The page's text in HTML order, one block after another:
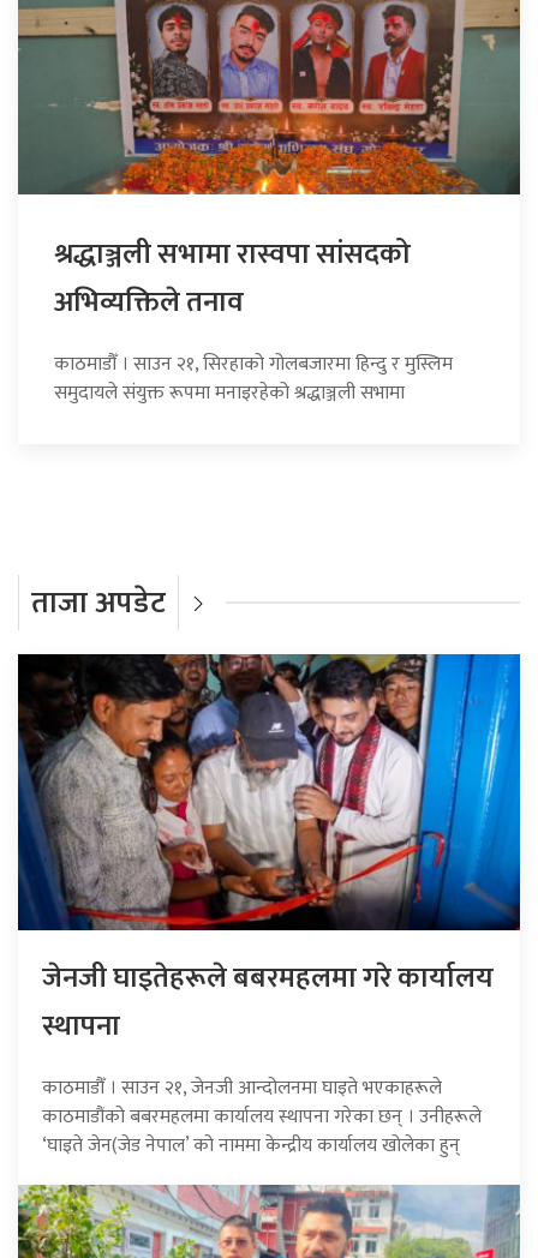
श्रद्धाञ्जली सभामा रास्वपा सांसदको
अभिव्यक्तिले तनाव
काठमाडौँ । साउन २१, सिरहाको गोलबजारमा हिन्दु र मुस्लिम
समुदायले संयुक्त रूपमा मनाइरहेको श्रद्धाञ्जली सभामा
ताजा अपडेट
जेनजी घाइतेहरूले बबरमहलमा गरे कार्यालय
स्थापना
काठमाडौँ । साउन २१, जेनजी आन्दोलनमा घाइते भएकाहरूले
काठमाडौंको बबरमहलमा कार्यालय स्थापना गरेका छन् । उनीहरूले
‘घाइते जेन(जेड नेपाल’ को नाममा केन्द्रीय कार्यालय खोलेका हुन्